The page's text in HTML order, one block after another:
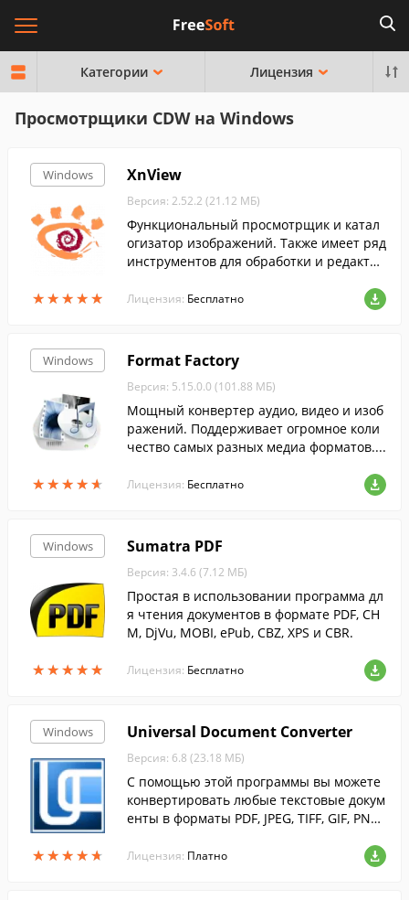
Категории Лицензия
Просмотрщики CDW на Windows
Windows
★★★★★
★★★★★
XnView
Версия: 2.52.2 (21.12 МБ)
Функциональный просмотрщик и катал
огизатор изображений. Также имеет ряд
инструментов для обработки и редактир
Лицензия: Бесплатно
Windows
★★★★★
★★★★★
Format Factory
Версия: 5.15.0.0 (101.88 МБ)
Мощный конвертер аудио, видео и изоб
ражений. Поддерживает огромное коли
чество самых разных медиа форматов....
Лицензия: Бесплатно
Windows
★★★★★
★★★★★
Sumatra PDF
Версия: 3.4.6 (7.12 МБ)
Простая в использовании программа дл
я чтения документов в формате PDF, CH
M, DjVu, MOBI, ePub, CBZ, XPS и CBR.
Лицензия: Бесплатно
Windows
★★★★★
★★★★★
Universal Document Converter
Версия: 6.8 (23.18 МБ)
С помощью этой программы вы можете
конвертировать любые текстовые докум
енты в форматы PDF, JPEG, TIFF, GIF, PNG
Лицензия: Платно